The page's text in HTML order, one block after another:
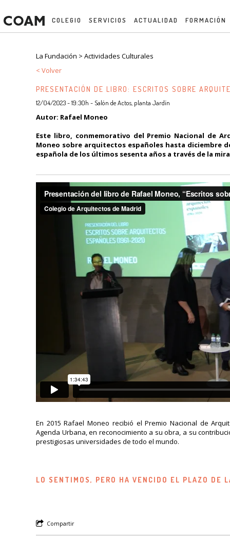
COLEGIO SERVICIOS ACTUALIDAD FORMACIÓN
La Fundación > Actividades Culturales
< Volver
PRESENTACIÓN DE LIBRO: ESCRITOS SOBRE
12/04/2023 - 19:30h - Salón de Actos, planta Jardín
Autor: Rafael Moneo
Este libro, conmemorativo del Premio Nacional de
Moneo sobre arquitectos españoles hasta diciembre
española de los últimos sesenta años a través de la
En 2015 Rafael Moneo recibió el Premio Nacional de
Agenda Urbana, en reconocimiento a su obra, a su
prestigiosas universidades de todo el mundo.
LO SENTIMOS, PERO HA VENCIDO EL PLAZO DE
Compartir